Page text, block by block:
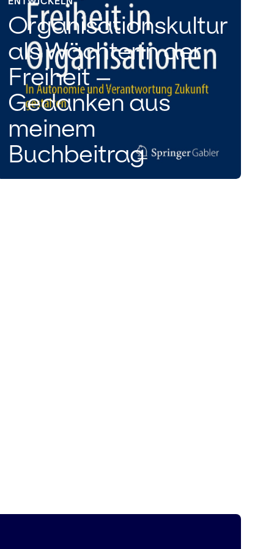
Organisationskultur
als Wächterin der
Freiheit –
Gedanken aus
meinem
Buchbeitrag